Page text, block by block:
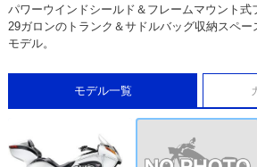
パワーウインドシールド＆フレームマウント式
29ガロンのトランク＆サドルバッグ収納スペ
モデル。
モデル一覧